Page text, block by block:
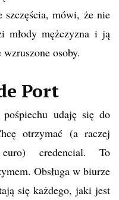
szczęścia, mówi, że nie
młody mężczyzna i ją
osoby.
Port
udaję się do
otrzymać (a raczej
credencial. To
Obsługa w biurze
się każdego, jaki jest